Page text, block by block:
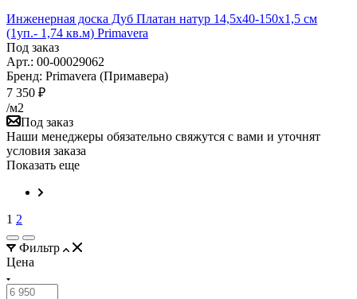
Инженерная доска Дуб Платан натур 14,5х40-150х1,5 см
(1уп.- 1,74 кв.м) Primavera
Под заказ
Арт.: 00-00029062
Бренд: Primavera (Примавера)
7 350 ₽
/м2
Под заказ
Наши менеджеры обязательно свяжутся с вами и уточнят
условия заказа
Показать еще
1 2
Фильтр
Цена